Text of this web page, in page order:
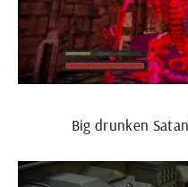
Big drunken